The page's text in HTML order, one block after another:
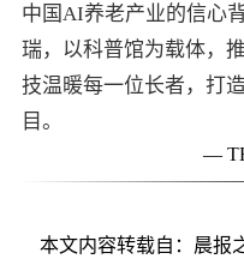
中国AI养老产业的信心
瑞，以科普馆为载体，
技温暖每一位长者，打
目。
—
本文内容转载自：晨报